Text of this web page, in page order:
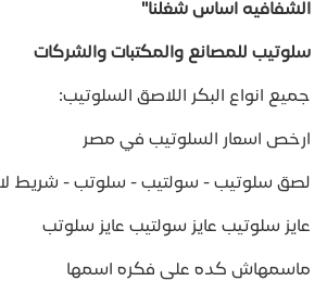
الشفافيه اساس شغلنا"
سلوتيب للمصانع والمكتبات والشركات
جميع انواع البكر اللاصق السلوتيب:
ارخص اسعار السلوتيب في مصر
لصق سلوتيب - سولتيب - سلوتب - شريط
عايز سلوتيب عايز سولتيب عايز سلوتب
ماسمهاش كده على فكره اسمها